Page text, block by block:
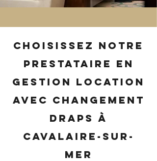
Choisissez notre
prestataire en
gestion location
avec changement
draps à
Cavalaire-sur-
Mer